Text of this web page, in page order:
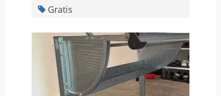
Gratis